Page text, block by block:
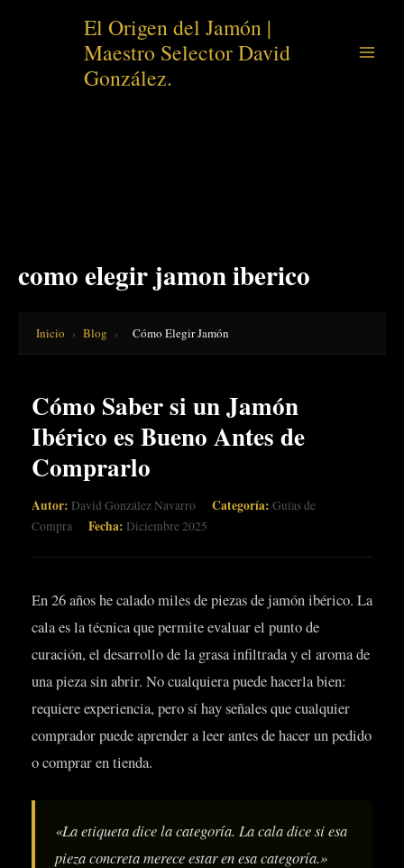
El Origen del Jamón |
Maestro Selector David
González.
como elegir jamon iberico
Inicio › Blog › Cómo Elegir Jamón
Cómo Saber si un Jamón
Ibérico es Bueno Antes de
Comprarlo
Autor: David González Navarro Categoría: Guías de
Compra
Fecha: Diciembre 2025
En 26 años he calado miles de piezas de jamón ibérico. La
cala es la técnica que permite evaluar el punto de
curación, el desarrollo de la grasa infiltrada y el aroma de
una pieza sin abrir. No cualquiera puede hacerla bien:
requiere experiencia, pero sí hay señales que cualquier
comprador puede aprender a leer antes de hacer un pedido
o comprar en tienda.
«La etiqueta dice la categoría. La cala dice si esa
pieza concreta merece estar en esa categoría.»